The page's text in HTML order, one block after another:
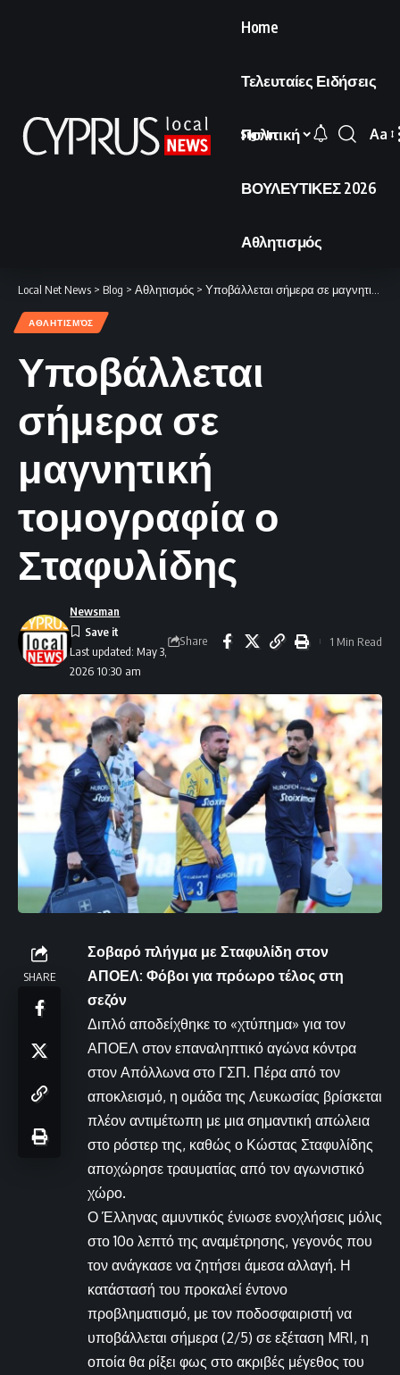
Home
Τελευταίες Ειδήσεις
Πολιτική
ΒΟΥΛΕΥΤΙΚΕΣ 2026
Αθλητισμός
Sign In
Font
Aa
Local Net News > Blog > Αθλητισμός > Υποβάλλεται σήμερα σε μαγνητική τομογραφία ο Σταφυλίδης
ΑΘΛΗΤΙΣΜΌΣ
Υποβάλλεται
σήμερα σε
μαγνητική
τομογραφία ο
Σταφυλίδης
Last updated: May 3,
2026 10:30 am
Newsman
Share 1 Min Read
SHARE
Σοβαρό πλήγμα με Σταφυλίδη στον
ΑΠΟΕΛ: Φόβοι για πρόωρο τέλος στη
σεζόν
Διπλό αποδείχθηκε το «χτύπημα» για τον
ΑΠΟΕΛ στον επαναληπτικό αγώνα κόντρα
στον Απόλλωνα στο ΓΣΠ. Πέρα από τον
αποκλεισμό, η ομάδα της Λευκωσίας βρίσκεται
πλέον αντιμέτωπη με μια σημαντική απώλεια
στο ρόστερ της, καθώς ο Κώστας Σταφυλίδης
αποχώρησε τραυματίας από τον αγωνιστικό
χώρο.
Ο Έλληνας αμυντικός ένιωσε ενοχλήσεις μόλις
στο 10ο λεπτό της αναμέτρησης, γεγονός που
τον ανάγκασε να ζητήσει άμεσα αλλαγή. Η
κατάστασή του προκαλεί έντονο
προβληματισμό, με τον ποδοσφαιριστή να
υποβάλλεται σήμερα (2/5) σε εξέταση MRI, η
οποία θα ρίξει φως στο ακριβές μέγεθος του